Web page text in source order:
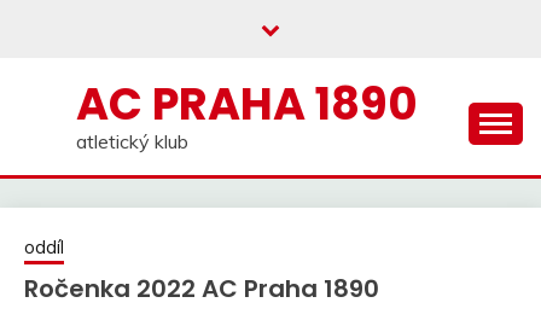
AC PRAHA 1890
atletický klub
oddíl
Ročenka 2022 AC Praha 1890